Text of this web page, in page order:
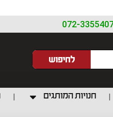
לחיפוש
חנויות המותגים